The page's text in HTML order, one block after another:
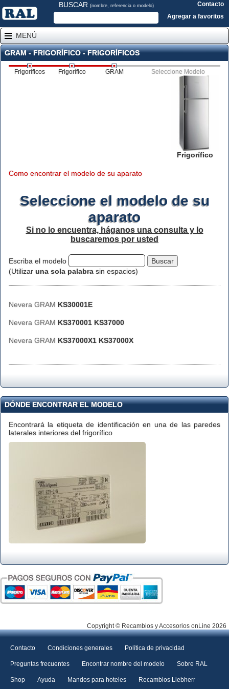
BUSCAR (nombre, referencia o modelo)
Contacto
Agregar a favoritos
MENÚ
GRAM - FRIGORÍFICO - FRIGORÍFICOS
Frigoríficos Frigorífico GRAM Seleccione Modelo
Frigorífico
Como encontrar el modelo de su aparato
Seleccione el modelo de su
aparato
Si no lo encuentra, háganos una consulta y lo
buscaremos por usted
Escriba el modelo
(Utilizar una sola palabra sin espacios)
Nevera GRAM KS30001E
Nevera GRAM KS370001 KS37000
Nevera GRAM KS37000X1 KS37000X
DÓNDE ENCONTRAR EL MODELO
Encontrará la etiqueta de identificación en una de las paredes
laterales interiores del frigorífico
Copyright © Recambios y Accesorios onLine 2026
Contacto Condiciones generales Política de privacidad
Preguntas frecuentes Encontrar nombre del modelo Sobre RAL
Shop Ayuda Mandos para hoteles Recambios Liebherr